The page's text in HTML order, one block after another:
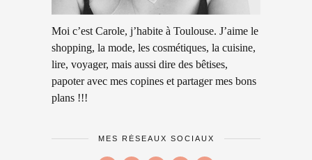
Moi c’est Carole, j’habite à Toulouse. J’aime le
shopping, la mode, les cosmétiques, la cuisine,
lire, voyager, mais aussi dire des bêtises,
papoter avec mes copines et partager mes bons
plans !!!
MES RÉSEAUX SOCIAUX